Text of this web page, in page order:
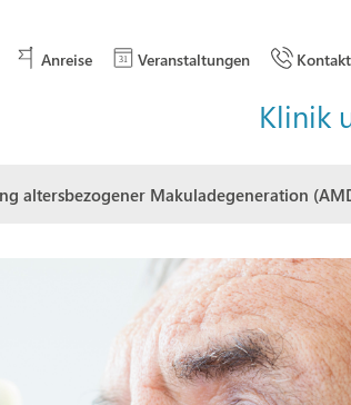
Anreise Veranstaltungen Kontakt
Klinik
altersbezogener Makuladegeneration